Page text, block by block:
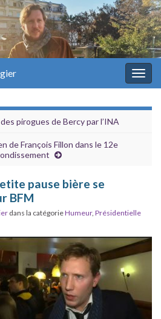
pirogues de Bercy par l’INA
de François Fillon dans le 12e
pause bière se
BFM
dans la catégorieHumeur, Présidentielle